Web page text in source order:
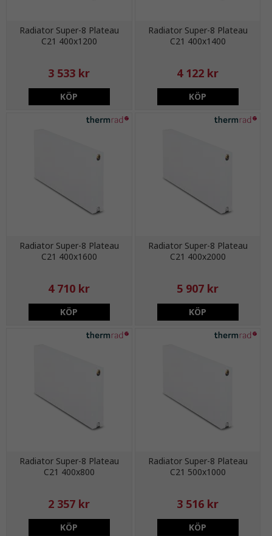
Radiator Super-8 Plateau
C21 400x1200
3 533 kr
KÖP
Radiator Super-8 Plateau
C21 400x1400
4 122 kr
KÖP
Radiator Super-8 Plateau
C21 400x1600
4 710 kr
KÖP
Radiator Super-8 Plateau
C21 400x2000
5 907 kr
KÖP
Radiator Super-8 Plateau
C21 400x800
2 357 kr
KÖP
Radiator Super-8 Plateau
C21 500x1000
3 516 kr
KÖP